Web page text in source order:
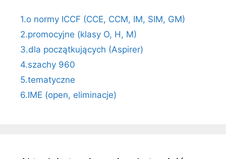
1.o normy ICCF (CCE, CCM, IM, SIM, GM)
2.promocyjne (klasy O, H, M)
3.dla początkujących (Aspirer)
4.szachy 960
5.tematyczne
6.IME (open, eliminacje)